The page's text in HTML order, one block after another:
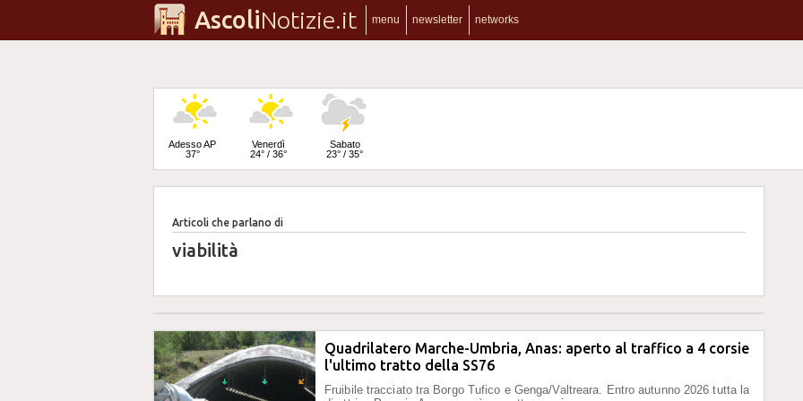
AscoliNotizie.it menu newsletter networks
Adesso AP
37°
Venerdì
24° / 36°
Sabato
23° / 35°
Domenica
22° / 34°
Articoli che parlano di
viabilità
Quadrilatero Marche-Umbria, Anas: aperto al traffico a 4 corsie
l'ultimo tratto della SS76
Fruibile tracciato tra Borgo Tufico e Genga/Valtreara. Entro autunno 2026 tutta la